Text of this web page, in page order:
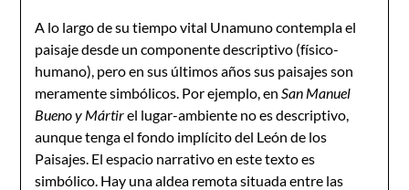
A lo largo de su tiempo vital Unamuno contempla el
paisaje desde un componente descriptivo (físico-
humano), pero en sus últimos años sus paisajes son
meramente simbólicos. Por ejemplo, enSan Manuel
Bueno y Mártirel lugar-ambiente no es descriptivo,
aunque tenga el fondo implícito del León de los
Paisajes. El espacio narrativo en este texto es
simbólico. Hay una aldea remota situada entre las